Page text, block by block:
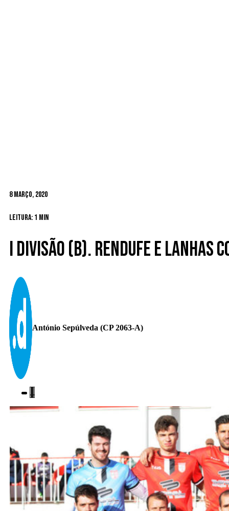
8 Março, 2020
Leitura: 1 min
I Divisão (B). Rendufe e Lanhas
António Sepúlveda (CP 2063-A)